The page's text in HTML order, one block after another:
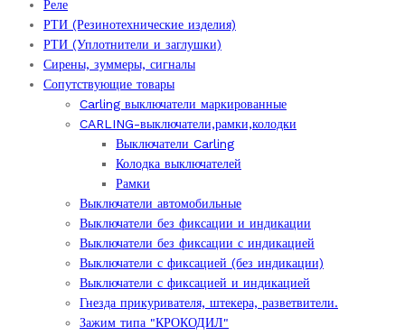
Реле
РТИ (Резинотехнические изделия)
РТИ (Уплотнители и заглушки)
Сирены, зуммеры, сигналы
Сопутствующие товары
Carling выключатели маркированные
CARLING-выключатели,рамки,колодки
Выключатели Carling
Колодка выключателей
Рамки
Выключатели автомобильные
Выключатели без фиксации и индикации
Выключатели без фиксации с индикацией
Выключатели с фиксацией (без индикации)
Выключатели с фиксацией и индикацией
Гнезда прикуривателя, штекера, разветвители.
Зажим типа "КРОКОДИЛ"